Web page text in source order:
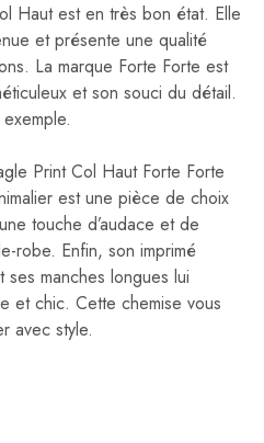
Haut est en très bon état. Elle
et présente une qualité
La marque Forte Forte est
et son souci du détail.
Print Col Haut Forte Forte
est une pièce de choix
touche d’audace et de
robe. Enfin, son imprimé
ses manches longues lui
et chic. Cette chemise vous
avec style.